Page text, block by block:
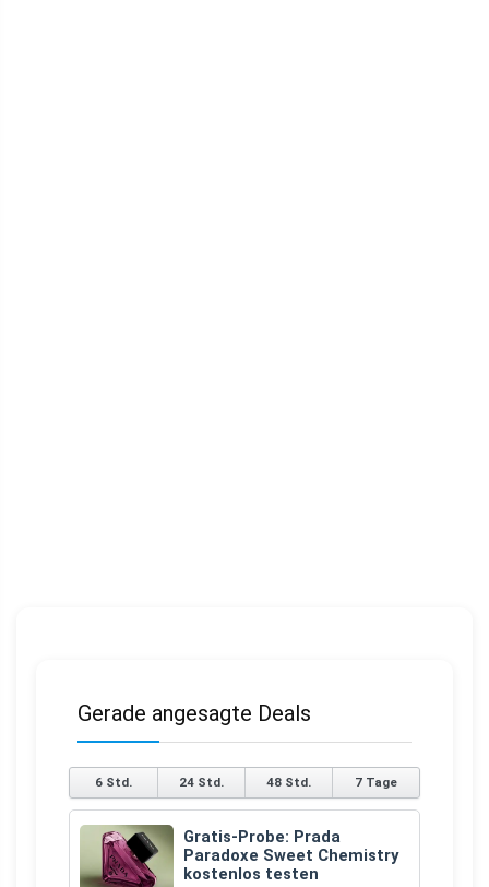
Gerade angesagte Deals
6 Std. 24 Std. 48 Std. 7 Tage
Gratis-Probe: Prada
Paradoxe Sweet Chemistry
kostenlos testen